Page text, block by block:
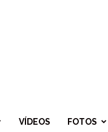
VÍDEOS FOTOS